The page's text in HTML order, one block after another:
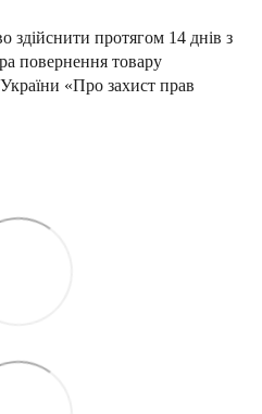
здійснити протягом 14 днів з
повернення товару
«Про захист прав